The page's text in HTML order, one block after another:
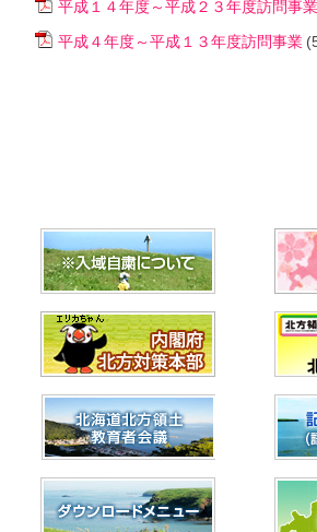
平成１４年度～平成２３年度訪問事業
平成４年度～平成１３年度訪問事業